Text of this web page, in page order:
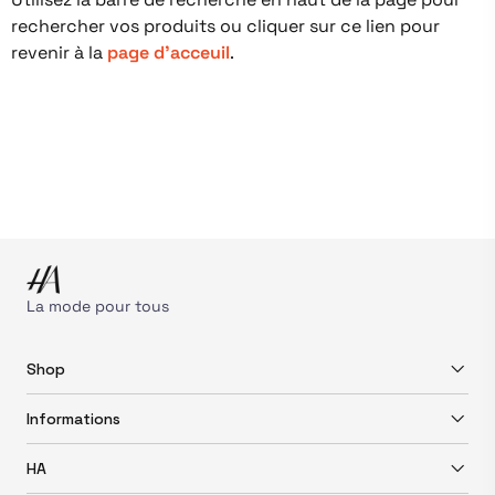
rechercher vos produits ou cliquer sur ce lien pour
revenir à la page d'acceuil.
La mode pour tous
Shop
Informations
HA